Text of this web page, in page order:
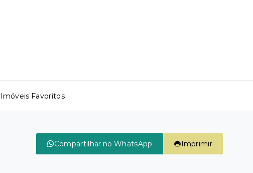
Imóveis Favoritos
Compartilhar no WhatsApp Imprimir